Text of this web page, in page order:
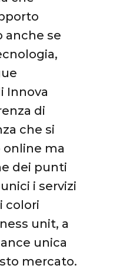
anche se
Innova
di
che si
online ma
dei punti
i servizi
colori
unit, a
unica
mercato.